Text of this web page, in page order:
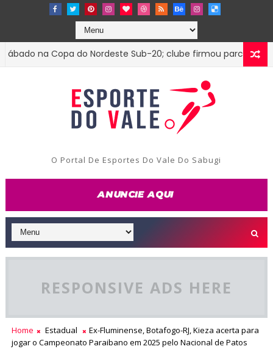
na Copa do Nordeste Sub-20; clube firmou parceria com o
O Portal De Esportes Do Vale Do Sabugi
RESPONSIVE ADS HERE
Home Estadual
Ex-Fluminense, Botafogo-RJ, Kieza acerta para
jogar o Campeonato Paraibano em 2025 pelo Nacional de Patos